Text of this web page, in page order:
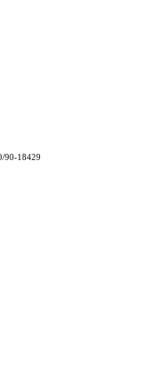
90-18429